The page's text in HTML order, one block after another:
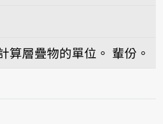
算層疊物的單位。 輩份。